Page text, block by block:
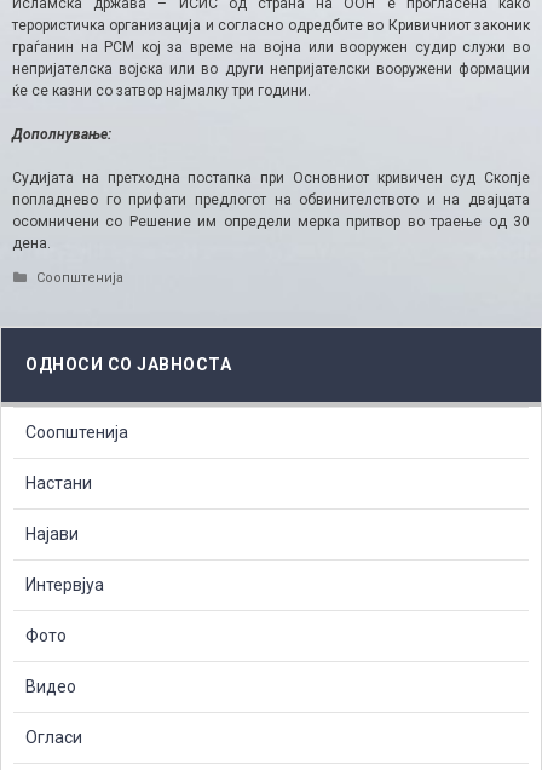
Исламска држава – ИСИС од страна на ООН е прогласена како
терористичка организација и согласно одредбите во Кривичниот законик
граѓанин на РСМ кој за време на војна или вооружен судир служи во
непријателска војска или во други непријателски вооружени формации
ќе се казни со затвор најмалку три години.
Дополнување:
Судијата на претходна постапка при Основниот кривичен суд Скопје
попладнево го прифати предлогот на обвинителството и на двајцата
осомничени со Решение им определи мерка притвор во траење од 30
дена.
Categories
Соопштенија
ОДНОСИ СО ЈАВНОСТА
Соопштенија
Настани
Најави
Интервјуа
Фото
Видео
Огласи